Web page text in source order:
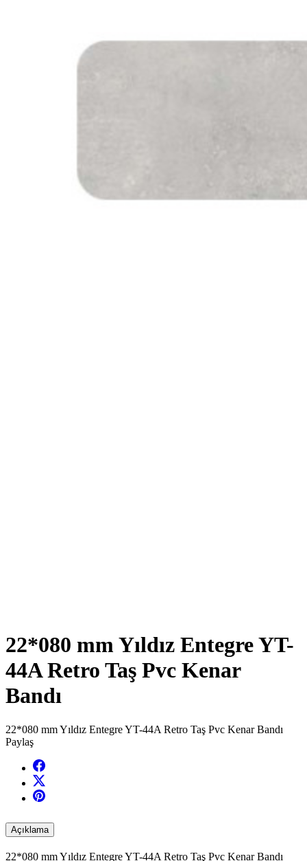
22*080 mm Yıldız Entegre YT-
44A Retro Taş Pvc Kenar
Bandı
22*080 mm Yıldız Entegre YT-44A Retro Taş Pvc Kenar Bandı
Paylaş
Açıklama
22*080 mm Yıldız Entegre YT-44A Retro Taş Pvc Kenar Bandı